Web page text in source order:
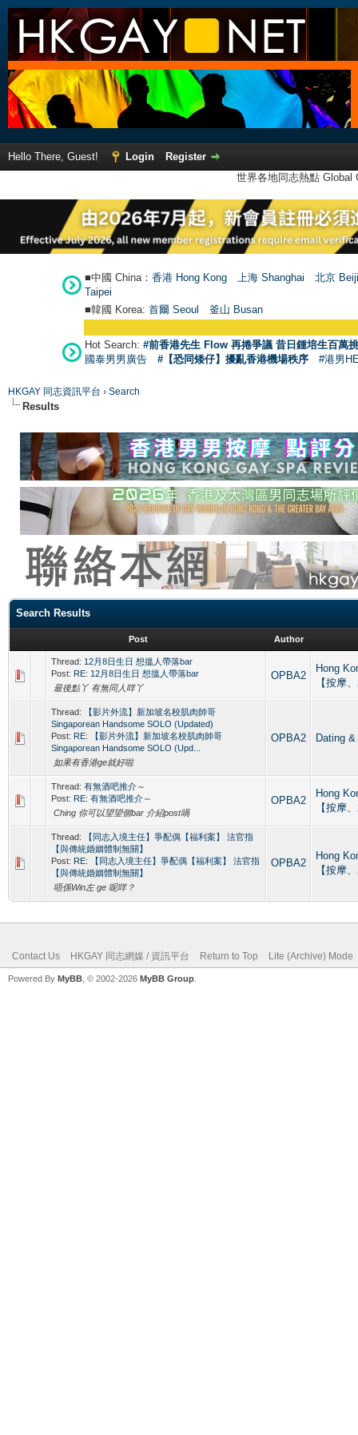
Hello There, Guest! Login
Register
世界各地同志熱點
■中國 China： 香港 Hong Kong 上海 Shanghai
北京
Taipei
■韓國 Korea: 首爾 Seoul 釜山 Busan
Hot Search: #前香港先生 Flow 再捲爭議 昔日鍾培生百萬
國泰男男廣告
#【恐同矮仔】擾亂香港機場秩序 #港男
HKGAY 同志資訊平台 › Search
Results
Search Results
Post Author
Thread: 12月8日生日 想搵人帶落bar
Post: RE: 12月8日生日 想搵人帶落bar
最後點丫 有無同人咩丫
OPBA2
Hong
【按摩
Thread:
【影片外流】新加坡名校肌肉帥哥
Singaporean Handsome SOLO (Updated)
Post: RE: 【影片外流】新加坡名校肌肉帥哥
Singaporean Handsome SOLO (Upd...
如果有香港ge就好啦
OPBA2 Dating
Thread: 有無酒吧推介～
Post: RE: 有無酒吧推介～
Ching 你可以望望個bar 介紹post喎
OPBA2
Hong
【按摩
Thread:
【同志入境主任】爭配偶【福利案】 法官指
【與傳統婚姻體制無關】
Post: RE: 【同志入境主任】爭配偶【福利案】 法官指
【與傳統婚姻體制無關】
唔係Win左 ge 呢咩？
OPBA2
Hong
【按摩
Contact Us HKGAY 同志網媒 / 資訊平台 Return to Top Lite (Archive) Mode
Powered By MyBB , © 2002-2026 MyBB Group